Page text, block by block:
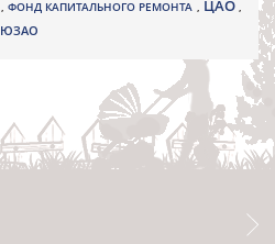
, ФОНД КАПИТАЛЬНОГО РЕМОНТА , ЦАО,
ЮЗАО